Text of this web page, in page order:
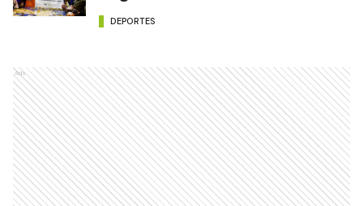
DEPORTES
Ads